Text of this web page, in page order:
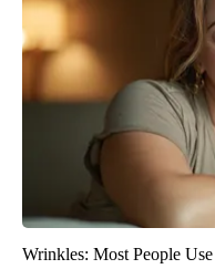
Wrinkles: Most People